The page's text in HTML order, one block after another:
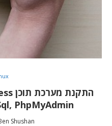
PhpMyAdmin
Shushan